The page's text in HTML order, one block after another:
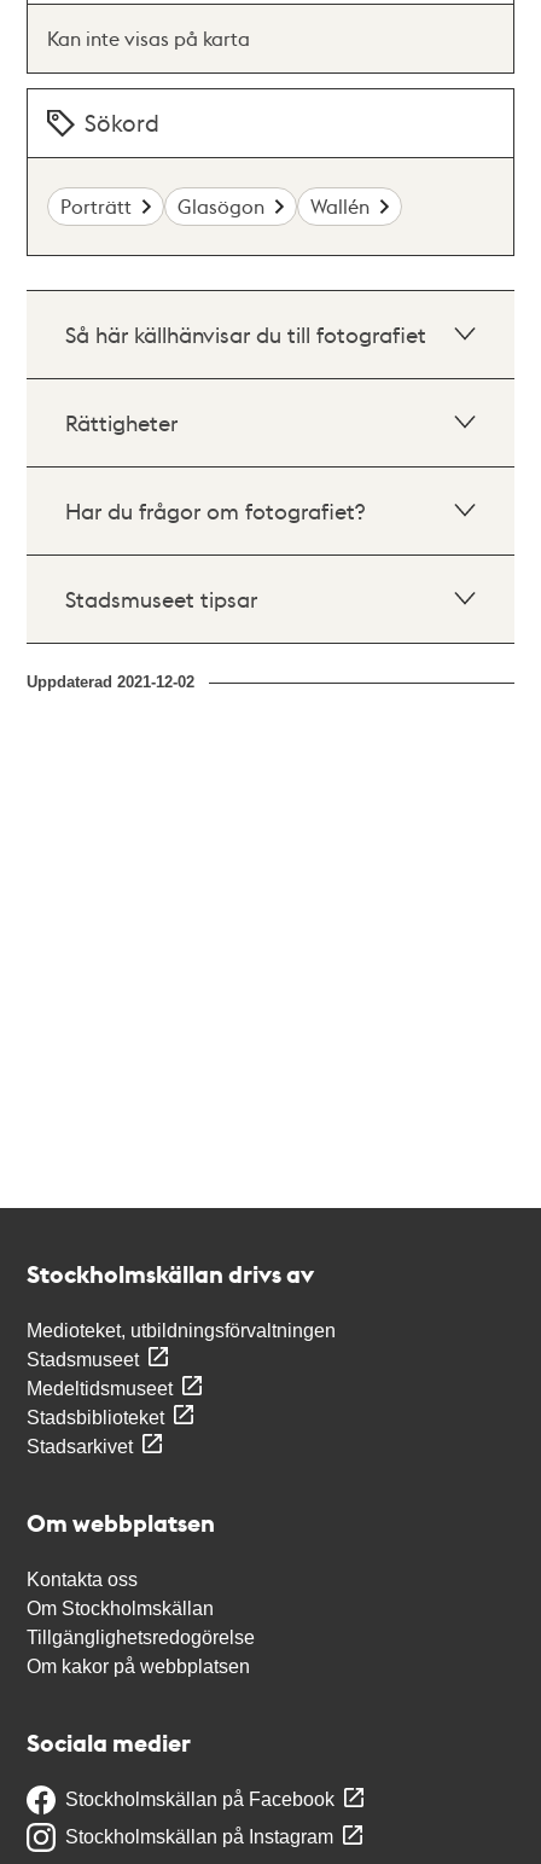
Kan inte visas på karta
Sökord
Porträtt Glasögon Wallén
Så här källhänvisar du till fotografiet
Rättigheter
Har du frågor om fotografiet?
Stadsmuseet tipsar
Uppdaterad2021-12-02
Stockholmskällan drivs av
Medioteket, utbildningsförvaltningen
Stadsmuseet
Medeltidsmuseet
Stadsbiblioteket
Stadsarkivet
Om webbplatsen
Kontakta oss
Om Stockholmskällan
Tillgänglighetsredogörelse
Om kakor på webbplatsen
Sociala medier
Stockholmskällan på Facebook
Stockholmskällan på Instagram